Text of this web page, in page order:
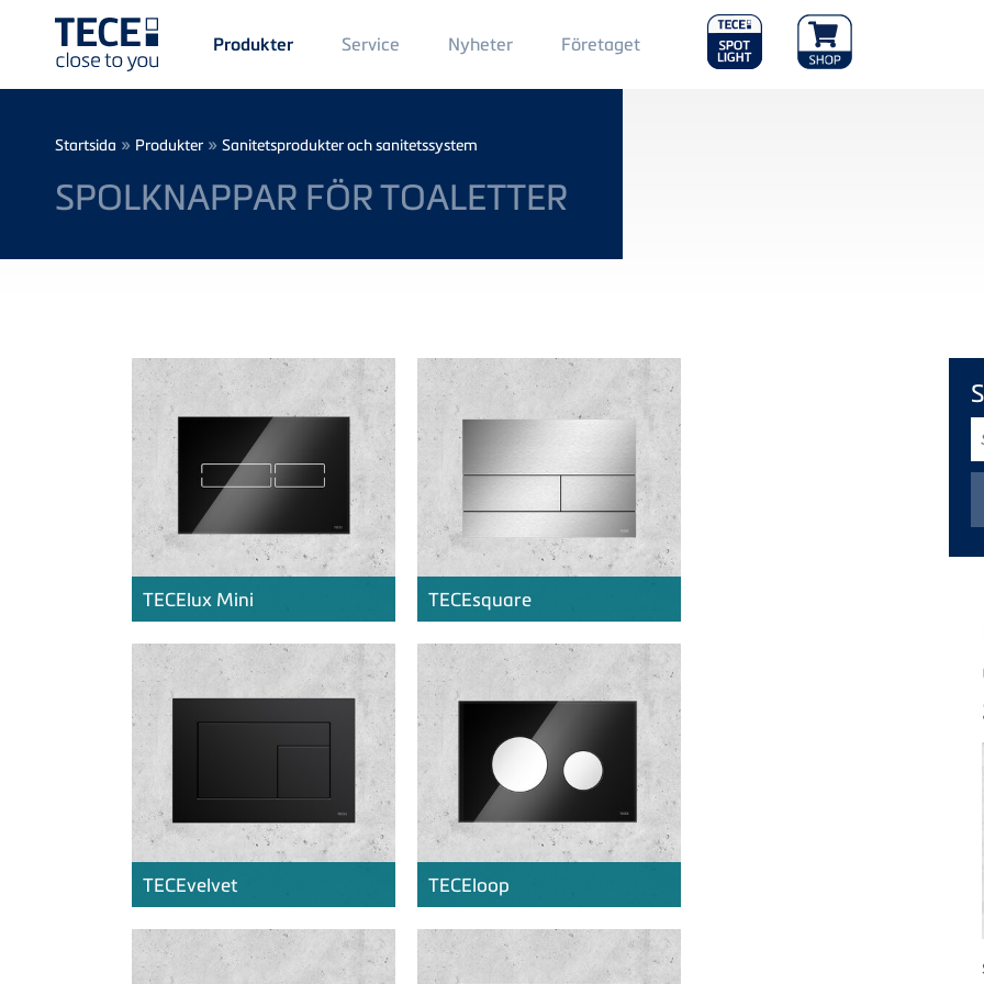
Main
Menü
1
Produkter Service Nyheter Main
Menu
2
Företaget
Breadcrumb
Startsida » Produkter » Sanitetsprodukter och sanitetssystem
SPOLKNAPPAR FÖR TOALETTER
TECElux Mini TECEsquare
TECEvelvet TECEloop